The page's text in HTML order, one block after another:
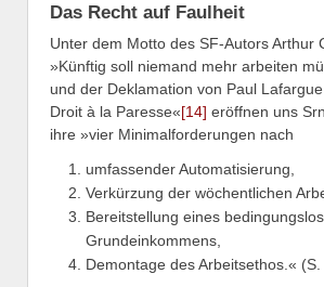
Das Recht auf Faulheit
Unter dem Motto des SF-Autors Arthur
»Künftig soll niemand mehr arbeiten
und der Deklamation von Paul
Droit à la Paresse«[14] eröffnen uns
ihre »vier Minimalforderungen nach
umfassender Automatisierung,
Verkürzung der wöchentlichen
Bereitstellung eines
Grundeinkommens,
Demontage des Arbeitsethos.« (S.